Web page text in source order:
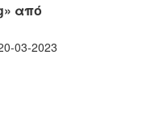
από
03-2023